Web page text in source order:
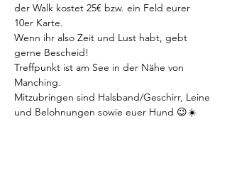
der Walk kostet 25€ bzw. ein Feld eurer
10er Karte.
Wenn ihr also Zeit und Lust habt, gebt
gerne Bescheid!
Treffpunkt ist am See in der Nähe von
Manching.
Mitzubringen sind Halsband/Geschirr, Leine
und Belohnungen sowie euer Hund 😉☀️